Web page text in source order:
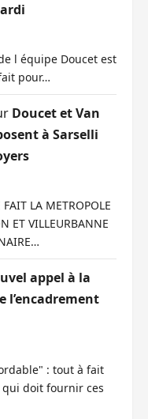
l équipe Doucet est
pour…
Doucet et Van
à Sarselli
LA METROPOLE
ET VILLEURBANNE
appel à la
l’encadrement
: tout à fait
qui doit fournir ces